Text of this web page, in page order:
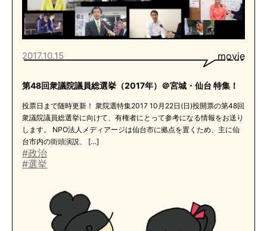
2017.10.15 movie
第48回衆議院議員総選挙（2017年）＠宮城・仙台 特集！
投票日まで随時更新！ 衆院選特集2017 10月22日(日)投開票の第48回
衆議院議員総選挙に向けて、有権者にとって参考になる情報をお送り
します。 NPO法人メディアージは仙台市に拠点を置くため、主に仙
台市内の街頭演説、 […]
#政治
#選挙